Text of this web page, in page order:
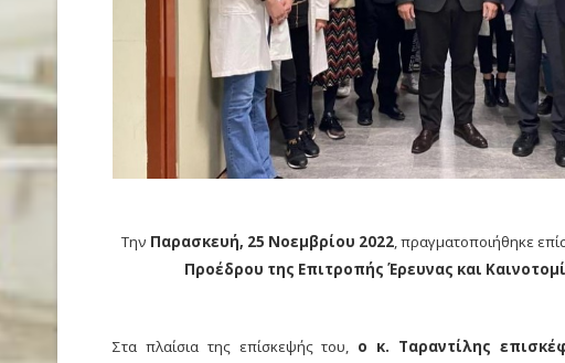
Την Παρασκευή, 25 Νοεμβρίου 2022, πραγματοποιήθηκε
Προέδρου της Επιτροπής Έρευνας και
Στα πλαίσια της επίσκεψής του, ο κ. Ταραντίλης